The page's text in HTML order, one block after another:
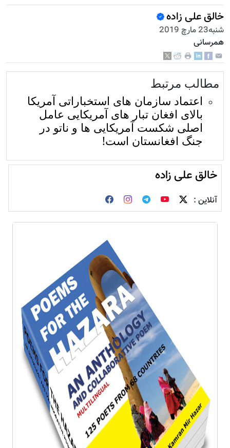
خالق علی زاده
شنبه23 مارچ 2019
همرسانی
مطالب مرتبط
اعتماد سازمان های استخباراتی آمریکا
بالای افغان تبار های آمریکایی عامل
اصلی شکست آمریکایی ها و ناتو در
جنگ افغانستان است!
خالق علی زاده
آنلاین :